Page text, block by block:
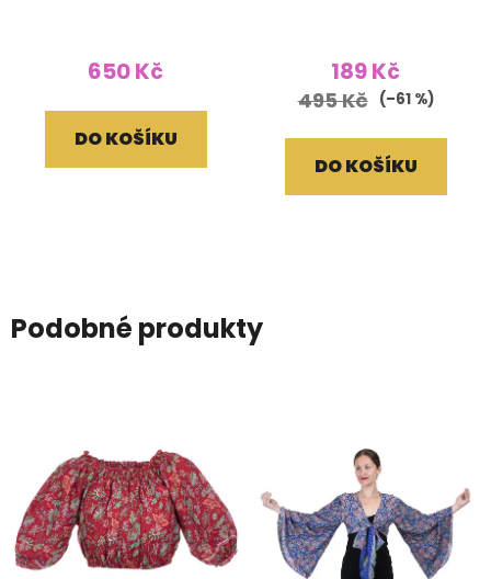
650 Kč
DO KOŠÍKU
189 Kč
495 Kč (–61 %)
DO KOŠÍKU
Podobné produkty